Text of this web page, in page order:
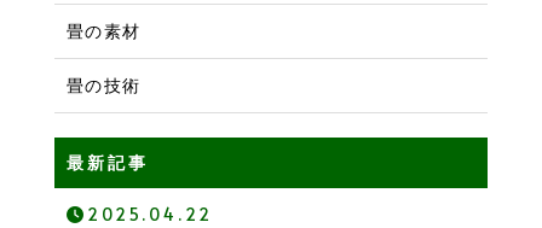
畳の素材
畳の技術
最新記事
2025.04.22